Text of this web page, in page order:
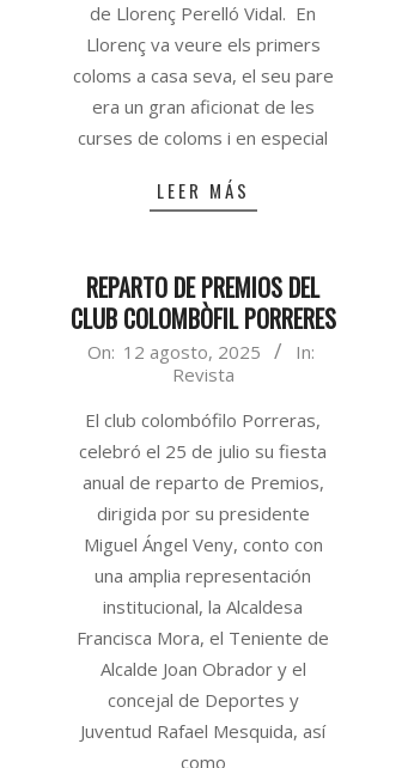
de Llorenç Perelló Vidal. En
Llorenç va veure els primers
coloms a casa seva, el seu pare
era un gran aficionat de les
curses de coloms i en especial
LEER MÁS
REPARTO DE PREMIOS DEL
CLUB COLOMBÒFIL PORRERES
2025-
12
On: 12 agosto, 2025
In:
Revista
El club colombófilo Porreras,
celebró el 25 de julio su fiesta
anual de reparto de Premios,
dirigida por su presidente
Miguel Ángel Veny, conto con
una amplia representación
institucional, la Alcaldesa
Francisca Mora, el Teniente de
Alcalde Joan Obrador y el
concejal de Deportes y
Juventud Rafael Mesquida, así
como